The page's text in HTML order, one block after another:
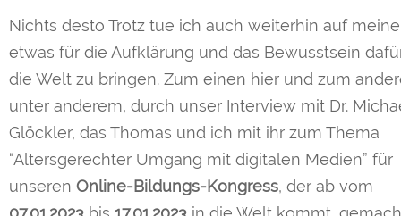
Nichts desto Trotz tue ich auch weiterhin auf
etwas für die Aufklärung und das Bewusstsein
die Welt zu bringen. Zum einen hier und zum
unter anderem, durch unser Interview mit Dr.
Glöckler, das Thomas und ich mit ihr zum Thema
“Altersgerechter Umgang mit digitalen Medien” für
unseren Online-Bildungs-Kongress, der ab vom